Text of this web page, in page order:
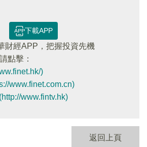
下載APP
財經APP，把握投資先機
點擊：
)
www.finet.com.cn)
(http://www.fintv.hk)
返回上頁